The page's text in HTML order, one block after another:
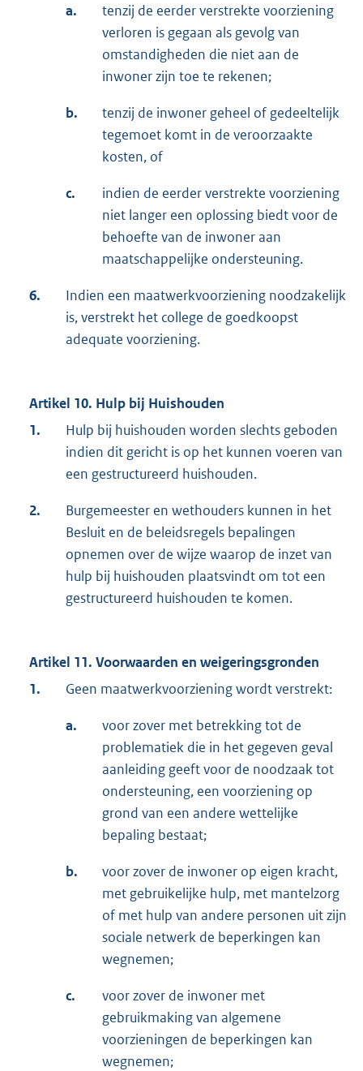
a.
tenzij de eerder verstrekte voorziening
verloren is gegaan als gevolg van
omstandigheden die niet aan de
inwoner zijn toe te rekenen;
b.
tenzij de inwoner geheel of gedeeltelijk
tegemoet komt in de veroorzaakte
kosten, of
c.
indien de eerder verstrekte voorziening
niet langer een oplossing biedt voor de
behoefte van de inwoner aan
maatschappelijke ondersteuning.
6.
Indien een maatwerkvoorziening noodzakelijk
is, verstrekt het college de goedkoopst
adequate voorziening.
Artikel 10. Hulp bij Huishouden
1.
Hulp bij huishouden worden slechts geboden
indien dit gericht is op het kunnen voeren van
een gestructureerd huishouden.
2.
Burgemeester en wethouders kunnen in het
Besluit en de beleidsregels bepalingen
opnemen over de wijze waarop de inzet van
hulp bij huishouden plaatsvindt om tot een
gestructureerd huishouden te komen.
Artikel 11. Voorwaarden en weigeringsgronden
1.
Geen maatwerkvoorziening wordt verstrekt:
a.
voor zover met betrekking tot de
problematiek die in het gegeven geval
aanleiding geeft voor de noodzaak tot
ondersteuning, een voorziening op
grond van een andere wettelijke
bepaling bestaat;
b.
voor zover de inwoner op eigen kracht,
met gebruikelijke hulp, met mantelzorg
of met hulp van andere personen uit zijn
sociale netwerk de beperkingen kan
wegnemen;
c.
voor zover de inwoner met
gebruikmaking van algemene
voorzieningen de beperkingen kan
wegnemen;